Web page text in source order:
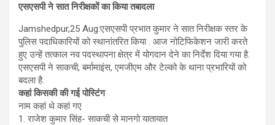
एसएसपी ने सात निरीक्षकों का किया तबादला
Jamshedpur,25 Aug:एसएसपी प्रभात कुमार ने सात निरीक्षक स्तर के
पुलिस पदाधिकारियों को स्थानांतरित किया . आज नोटिफिकेशन जारी करते
हुए उन्हें तत्काल नव पदस्थापना क्षेत्र में योगदान देने का निर्देश दिया गया है.
एसएसपी ने साकची, बर्मामाइंस, एमजीएम और टेल्को के थाना प्रभारियों को
बदला है.
कहां किसकी की गई पोस्टिंग
नाम कहां थे कहां गए
1. राजेश कुमार सिंह- साकची से मानगो यातायात